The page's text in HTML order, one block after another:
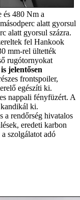
és 480 Nm a
alatt gyorsul
alatt gyorsul százra.
fel Hankook
mm-rel ültették
rugótornyokat
jelentősen
frontspoiler,
egészíti ki.
nappali fényfüzért. A
ki.
a rendőrség hivatalos
eredeti karbon
szolgálatot adó